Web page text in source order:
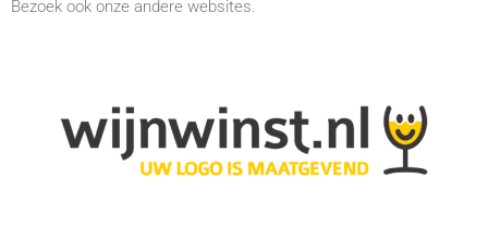
Bezoek ook onze andere websites.